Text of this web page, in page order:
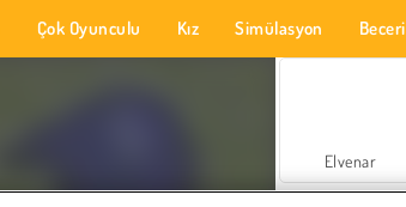
Çok Oyunculu Kız Simülasyon Beceri
Elvenar